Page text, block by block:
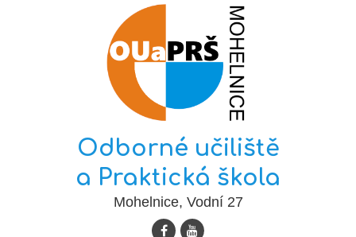
Odborné učiliště
a Praktická škola
Mohelnice, Vodní 27